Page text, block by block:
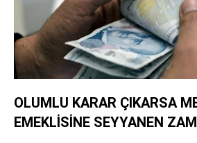
OLUMLU KARAR ÇIKARSA
EMEKLİSİNE SEYYANEN